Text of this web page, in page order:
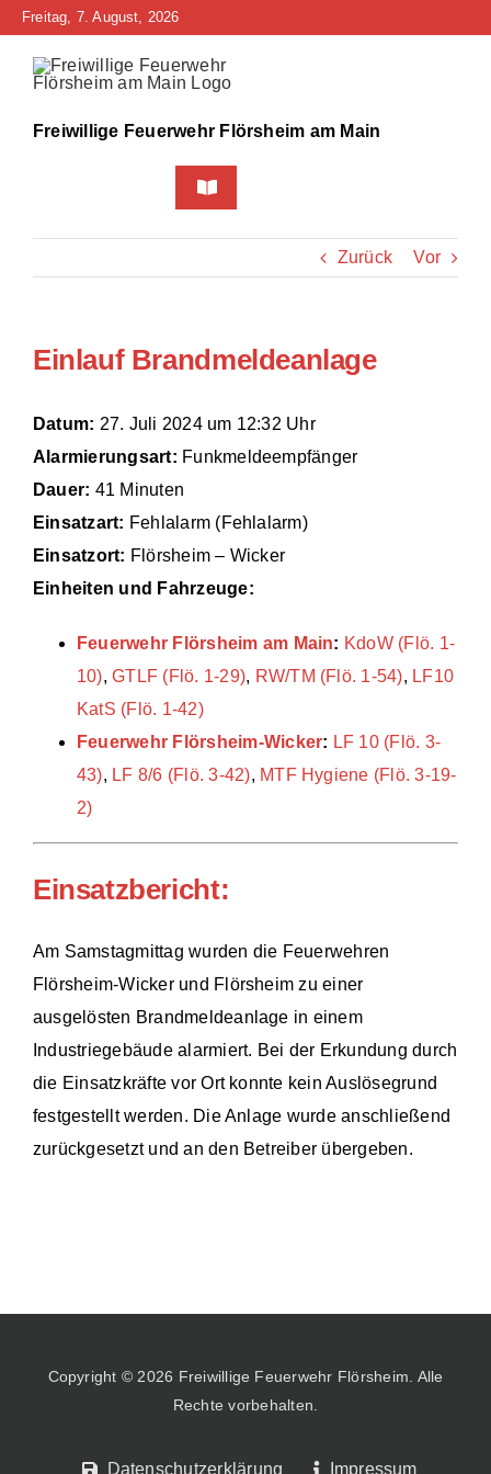
Zum
springen
Freitag, 7. August, 2026
Freiwillige Feuerwehr Flörsheim am Main
Toggle
Navigation
Home
Bürgerinfo
Über uns
Technik
Zurück Vor
Einlauf Brandmeldeanlage
Datum: 27. Juli 2024 um 12:32 Uhr
Alarmierungsart: Funkmeldeempfänger
Dauer: 41 Minuten
Einsatzart: Fehlalarm (Fehlalarm)
Einsatzort: Flörsheim – Wicker
Einheiten und Fahrzeuge:
Feuerwehr Flörsheim am Main: KdoW (Flö. 1-
10),GTLF (Flö. 1-29), RW/TM (Flö. 1-54), LF10
KatS (Flö. 1-42)
Feuerwehr Flörsheim-Wicker: LF 10 (Flö. 3-
43), LF 8/6 (Flö. 3-42), MTF Hygiene (Flö. 3-19-
2)
Einsatzbericht:
Am Samstagmittag wurden die Feuerwehren
Flörsheim-Wickerund Flörsheim zu einer
ausgelösten Brandmeldeanlage in einem
Industriegebäude alarmiert. Bei der Erkundung durch
die Einsatzkräftevor Ort konnte kein Auslösegrund
festgestellt werden. Die Anlage wurde anschließend
zurückgesetzt und an den Betreiber übergeben.
Copyright © 2026 Freiwillige Feuerwehr Flörsheim. Alle
Rechte vorbehalten.
Datenschutzerklärung Impressum